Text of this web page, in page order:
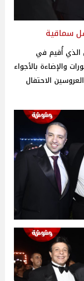
سماقية
الذي أُقيم في
والإضاءة بالأجواء
الاحتفال